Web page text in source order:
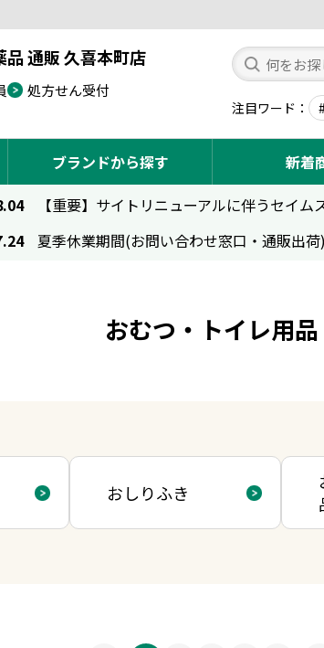
品 通販 久喜本町店
処方せん受付
注目ワード
ブランドから探す 新着
【重要】サイトリニューアルに伴うセイム
夏季休業期間(お問い合わせ窓口・通販出
おむつ・トイレ用品
おしりふき